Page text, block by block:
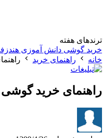
ترندهای هفته
خرید گوشی دانش آموزی
خانه
راهنمای خرید
راهنمای خرید